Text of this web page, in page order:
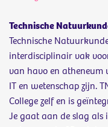
Technische
Technische
interdisciplinair vak
van havo en atheneum
IT en wetenschap zijn.
College zelf en is
Je gaat aan de slag als